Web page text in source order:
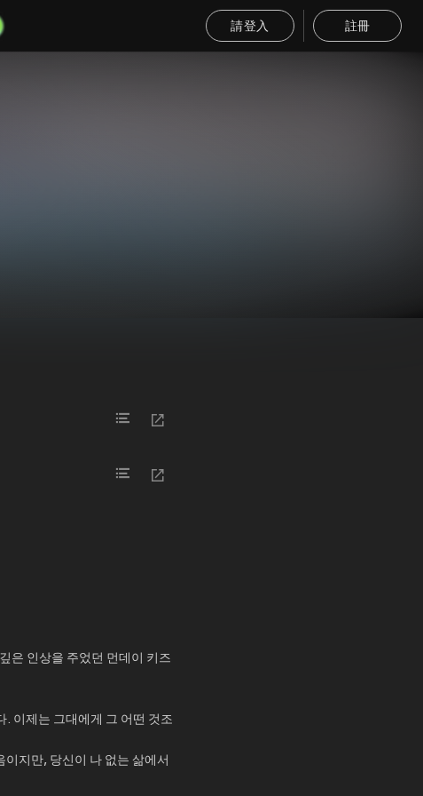
請登入 註冊
은 인상을 주었던 먼데이 키즈
. 이제는 그대에게 그 어떤 것조
지만, 당신이 나 없는 삶에서